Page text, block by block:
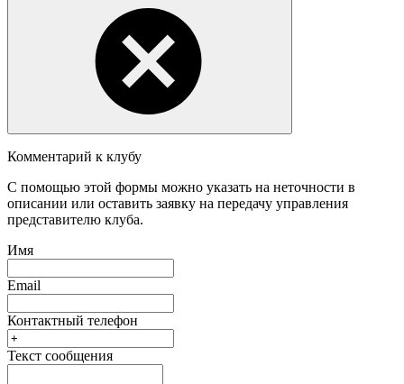
Комментарий к клубу
С помощью этой формы можно указать на неточности в
описании или оставить заявку на передачу управления
представителю клуба.
Имя
Email
Контактный телефон
Текст сообщения